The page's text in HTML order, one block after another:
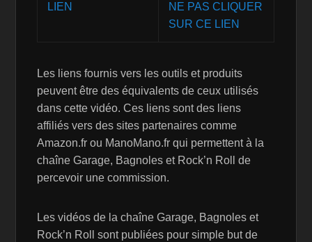
NE PAS CLIQUER
SUR CE LIEN
Les liens fournis vers les outils et produits
peuvent être des équivalents de ceux utilisés
dans cette vidéo. Ces liens sont des liens
affiliés vers des sites partenaires comme
Amazon.fr ou ManoMano.fr qui permettent à la
chaîne Garage, Bagnoles et Rock’n Roll de
percevoir une commission.
Les vidéos de la chaîne Garage, Bagnoles et
Rock’n Roll sont publiées pour simple but de